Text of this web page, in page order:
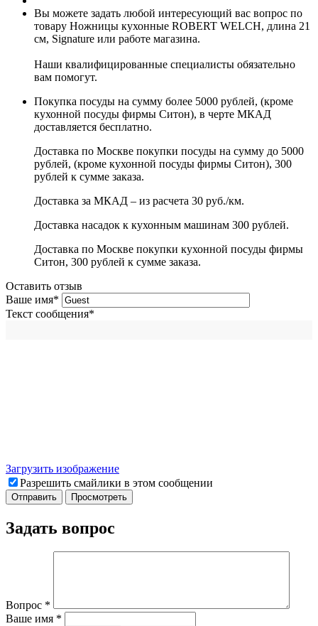
Вы можете задать любой интересующий вас вопрос по
товару Ножницы кухонныe ROBERT WELCH, длина 21
см, Signature или работе магазина.
Наши квалифицированные специалисты обязательно
вам помогут.
Покупка посуды на сумму более 5000 рублей, (кроме
кухонной посуды фирмы Ситон), в черте МКАД
доставляется бесплатно.
Доставка по Москве покупки посуды на сумму до 5000
рублей, (кроме кухонной посуды фирмы Ситон), 300
рублей к сумме заказа.
Доставка за МКАД – из расчета 30 руб./км.
Доставка насадок к кухонным машинам 300 рублей.
Доставка по Москве покупки кухонной посуды фирмы
Ситон, 300 рублей к сумме заказа.
Оставить отзыв
Ваше имя*
Текст сообщения*
Загрузить изображение
Разрешить смайлики в этом сообщении
Задать вопрос
Вопрос *
Ваше имя *